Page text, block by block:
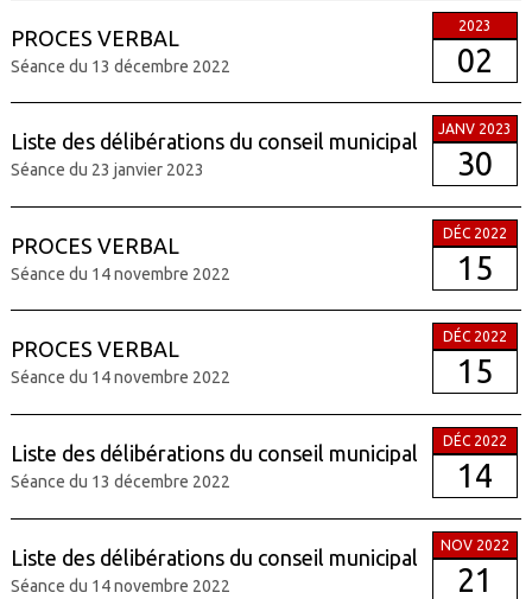
PROCES VERBAL
Séance du 13 décembre 2022
2023
02
Liste des délibérations du conseil municipal
Séance du 23 janvier 2023
JANV 2023
30
PROCES VERBAL
Séance du 14 novembre 2022
DÉC 2022
15
PROCES VERBAL
Séance du 14 novembre 2022
DÉC 2022
15
Liste des délibérations du conseil municipal
Séance du 13 décembre 2022
DÉC 2022
14
Liste des délibérations du conseil municipal
Séance du 14 novembre 2022
NOV 2022
21